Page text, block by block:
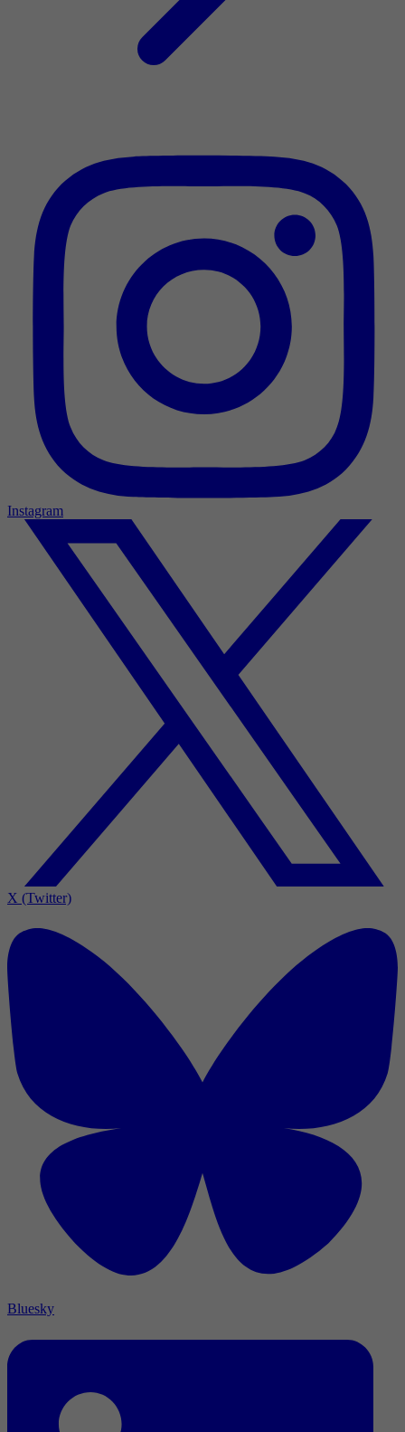
Instagram
X (Twitter)
Bluesky